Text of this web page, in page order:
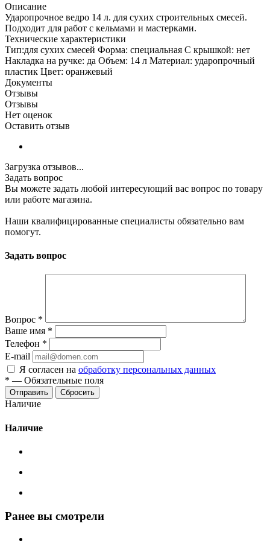
Описание
Ударопрочное ведро 14 л. для сухих строительных смесей.
Подходит для работ с кельмами и мастерками.
Технические характеристики
Тип:для сухих смесей Форма: специальная С крышкой: нет
Накладка на ручке: да Объем: 14 л Материал: ударопрочный
пластик Цвет: оранжевый
Документы
Отзывы
Отзывы
Нет оценок
Оставить отзыв
Загрузка отзывов...
Задать вопрос
Вы можете задать любой интересующий вас вопрос по товару
или работе магазина.
Наши квалифицированные специалисты обязательно вам
помогут.
Задать вопрос
Вопрос *
Ваше имя *
Телефон *
E-mail
Я согласен на обработку персональных данных
* — Обязательные поля
Сбросить
Наличие
Наличие
Ранее вы смотрели